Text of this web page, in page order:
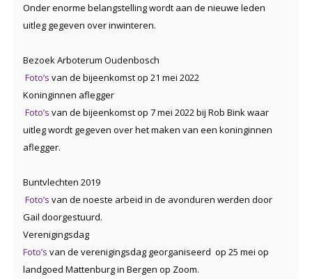
Onder enorme belangstelling wordt aan de nieuwe leden
uitleg gegeven over inwinteren.
Bezoek Arboterum Oudenbosch
Foto’s van de bijeenkomst op 21 mei 2022
Koninginnen aflegger
Foto’s van de bijeenkomst op 7 mei 2022 bij Rob Bink waar
uitleg wordt gegeven over het maken van een koninginnen
aflegger.
Buntvlechten 2019
Foto’s van de noeste arbeid in de avonduren werden door
Gail doorgestuurd.
Verenigingsdag
Foto’s van de verenigingsdag georganiseerd op 25 mei op
landgoed Mattenburg in Bergen op Zoom.